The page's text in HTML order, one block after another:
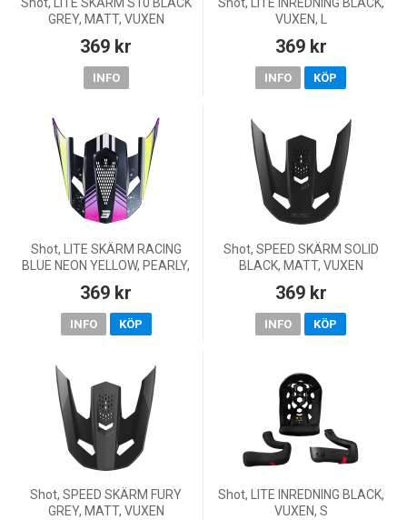
GREY, MATT, VUXEN
369 kr
INFO
VUXEN, L
369 kr
INFO KÖP
Shot, LITE SKÄRM RACING
BLUE NEON YELLOW, PEARLY,
369 kr
INFO KÖP
Shot, SPEED SKÄRM SOLID
BLACK, MATT, VUXEN
369 kr
INFO KÖP
Shot, SPEED SKÄRM FURY
GREY, MATT, VUXEN
Shot, LITE INREDNING BLACK,
VUXEN, S